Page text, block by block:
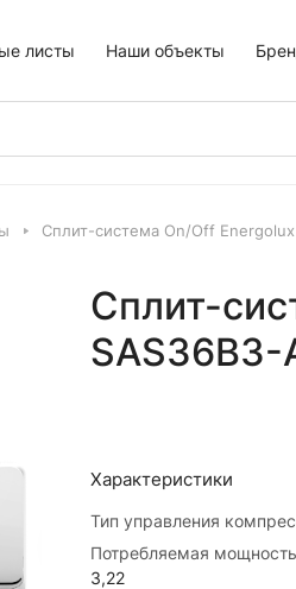
листы Наши объекты
Сплит-система On/Off
Сплит-
Характеристики
Тип управления
Потребляемая
3,22